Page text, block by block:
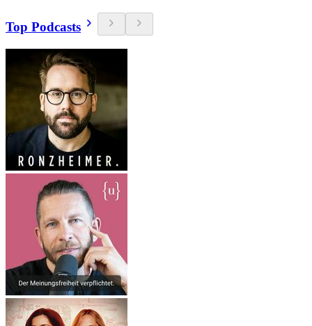
Top Podcasts